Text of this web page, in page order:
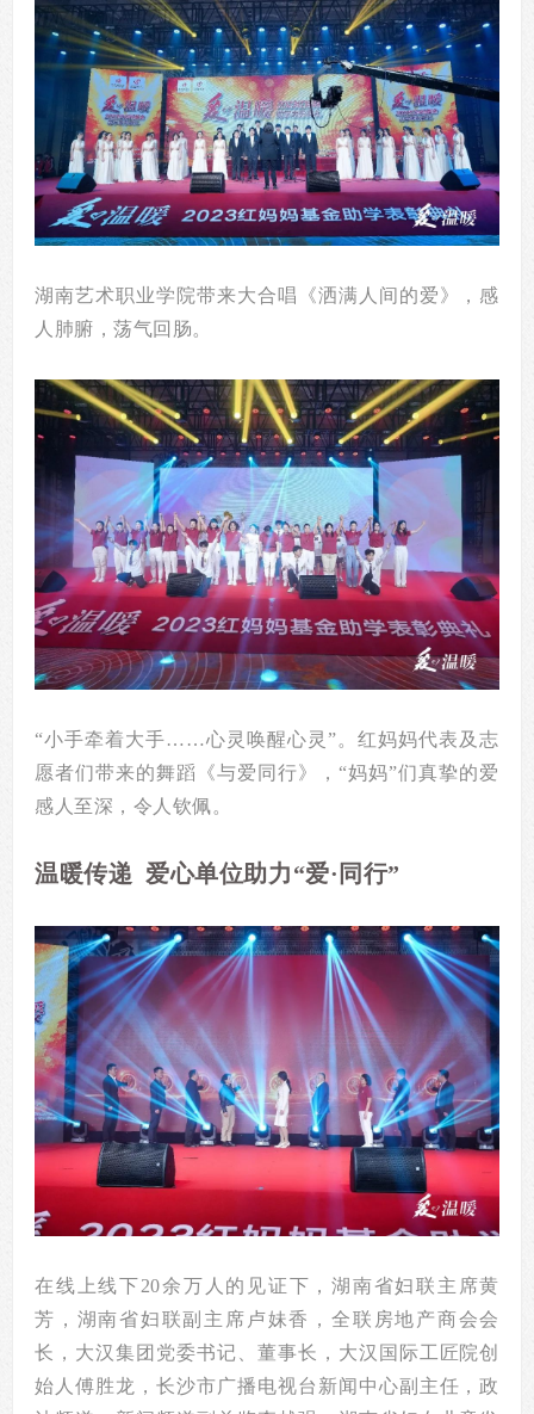
湖南艺术职业学院带来大合唱《洒满人间的爱》，感
人肺腑，荡气回肠。
“小手牵着大手……心灵唤醒心灵”。红妈妈代表及志
愿者们带来的舞蹈《与爱同行》，“妈妈”们真挚的爱
感人至深，令人钦佩。
温暖传递 爱心单位助力“爱·同行”
在线上线下20余万人的见证下，湖南省妇联主席黄
芳，湖南省妇联副主席卢妹香，全联房地产商会会
长，大汉集团党委书记、董事长，大汉国际工匠院创
始人傅胜龙，长沙市广播电视台新闻中心副主任，政